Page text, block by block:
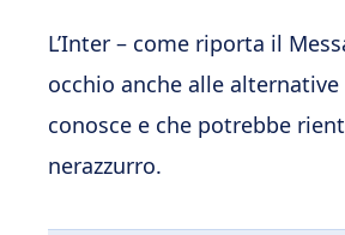
L’Inter – come riporta il
occhio anche alle
conosce e che potrebbe
nerazzurro.